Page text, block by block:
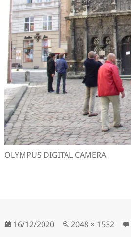
OLYMPUS DIGITAL CAMERA
Data
16/12/2020
Pełny
2048 × 1532